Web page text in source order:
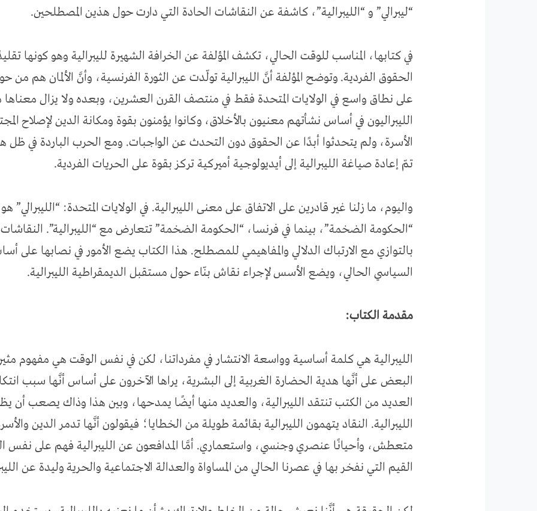
“ليبرالي” و “الليبرالية”، كاشفة عن النقاشات الحادة التي دارت حول هذين المصطلحين.
في كتابها، المناسب للوقت الحالي، تكشف المؤلفة عن الخرافة الشهيرة لليبرالية وهو كونها
الحقوق الفردية. وتوضح المؤلفة أنَّ الليبرالية تولّدت عن الثورة الفرنسية، وأنَّ الألمان هم من
على نطاق واسع في الولايات المتحدة فقط في منتصف القرن العشرين، وبعده ولا يزال
الليبراليون في أساس نشأتهم معنيون بالأخلاق، وكانوا يؤمنون بقوة ومكانة الدين لإصلاح
الأسرة، ولم يتحدثوا أبدًا عن الحقوق دون التحدث عن الواجبات. ومع الحرب الباردة في ظل
تمّ إعادة صياغة الليبرالية إلى أيديولوجية أميركية تركز بقوة على الحريات الفردية.
واليوم، ما زلنا غير قادرين على الاتفاق على معنى الليبرالية. في الولايات المتحدة:
“الحكومة الضخمة”، بينما في فرنسا، “الحكومة الضخمة” تتعارض مع “الليبرالية”.
بالتوازي مع الارتباك الدلالي والمفاهيمي للمصطلح. هذا الكتاب يضع الأمور في نصابها على
السياسي الحالي، ويضع الأسس لإجراء نقاش بنّاء حول مستقبل الديمقراطية الليبرالية.
مقدمة الكتاب:
الليبرالية هي كلمة أساسية وواسعة الانتشار في مفرداتنا، لكن في نفس الوقت هي مفهوم
البعض على أنَّها هدية الحضارة الغربية إلى البشرية، يراها الآخرون على أساس أنَّها سبب
العديد من الكتب تنتقد الليبرالية، والعديد منها أيضًا يمدحها، وبين هذا وذاك يصعب أن
الليبرالية. النقاد يتهمون الليبرالية بقائمة طويلة من الخطايا؛ فيقولون أنَّها تدمر الدين
متعطش، وأحيانًا عنصري وجنسي، واستعماري. أمَّا المدافعون عن الليبرالية فهم على نفس
القيم التي نفخر بها في عصرنا الحالي من المساواة والعدالة الاجتماعية والحرية وليدة عن